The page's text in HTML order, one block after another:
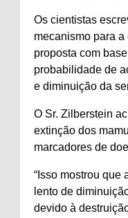
Os cientistas
mecanismo para
proposta com
probabilidade de
e diminuição da
O Sr. Zilberstein
extinção dos
marcadores de
“Isso mostrou que
lento de
devido à